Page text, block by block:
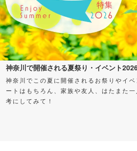
神奈川で開催される夏祭り・イベント
神奈川でこの夏に開催されるお祭りやイ
ートはもちろん、家族や友人、はたまた
考にしてみて！